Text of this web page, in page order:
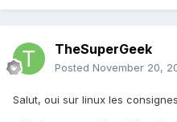
TheSuperGeek
Posted November 20,
Salut, oui sur linux les